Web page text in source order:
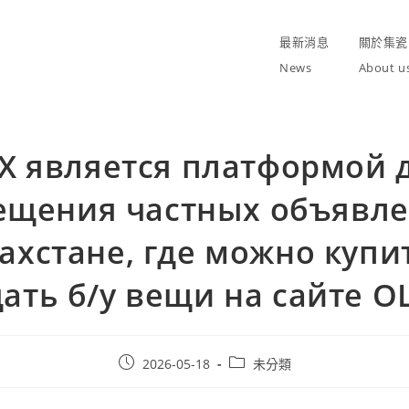
最新消息
News
關於集瓷
About
является платформой
частных
где можно
б/у вещи на сайте
Post 2026-05-18
Post未分類